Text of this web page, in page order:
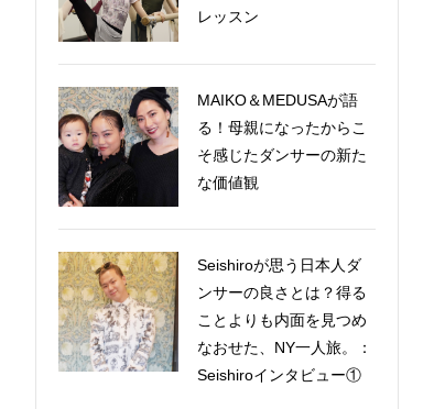
レッスン
MAIKO＆MEDUSAが語
る！母親になったからこ
そ感じたダンサーの新た
な価値観
Seishiroが思う日本人ダ
ンサーの良さとは？得る
ことよりも内面を見つめ
なおせた、NY一人旅。：
Seishiroインタビュー①